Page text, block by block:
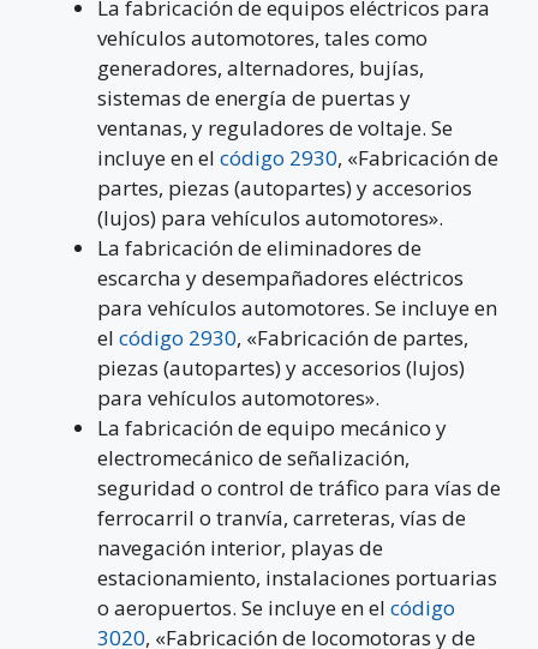
La fabricación de equipos eléctricos para
vehículos automotores, tales como
generadores, alternadores, bujías,
sistemas de energía de puertas y
ventanas, y reguladores de voltaje. Se
incluye en el código 2930, «Fabricación de
partes, piezas (autopartes) y accesorios
(lujos) para vehículos automotores».
La fabricación de eliminadores de
escarcha y desempañadores eléctricos
para vehículos automotores. Se incluye en
el código 2930, «Fabricación de partes,
piezas (autopartes) y accesorios (lujos)
para vehículos automotores».
La fabricación de equipo mecánico y
electromecánico de señalización,
seguridad o control de tráfico para vías de
ferrocarril o tranvía, carreteras, vías de
navegación interior, playas de
estacionamiento, instalaciones portuarias
o aeropuertos. Se incluye en el código
3020, «Fabricación de locomotoras y de